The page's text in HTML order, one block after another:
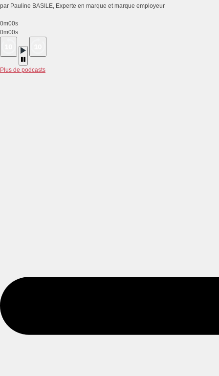
par Pauline BASILE, Experte en marque et marque employeur
0m00s
0m00s
Plus de podcasts